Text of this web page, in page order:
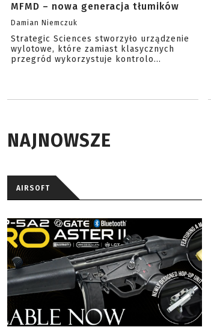
MFMD – nowa generacja tłumików
Damian Niemczuk
Strategic Sciences stworzyło urządzenie
wylotowe, które zamiast klasycznych
przegród wykorzystuje kontrolo...
NAJNOWSZE
AIRSOFT